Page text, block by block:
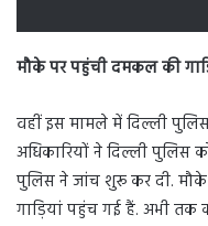
मौके पर पहुंची दमकल की
वहीं इस मामले में दिल्ली
अधिकारियों ने दिल्ली पुलिस
पुलिस ने जांच शुरू कर दी.
गाड़ियां पहुंच गई हैं. अभी तक